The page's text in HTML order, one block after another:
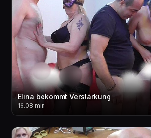
Elina bekommt Verstärkung
16.08 min